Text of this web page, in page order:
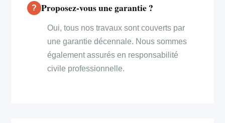
Proposez-vous une garantie ?
Oui, tous nos travaux sont couverts par
une garantie décennale. Nous sommes
également assurés en responsabilité
civile professionnelle.